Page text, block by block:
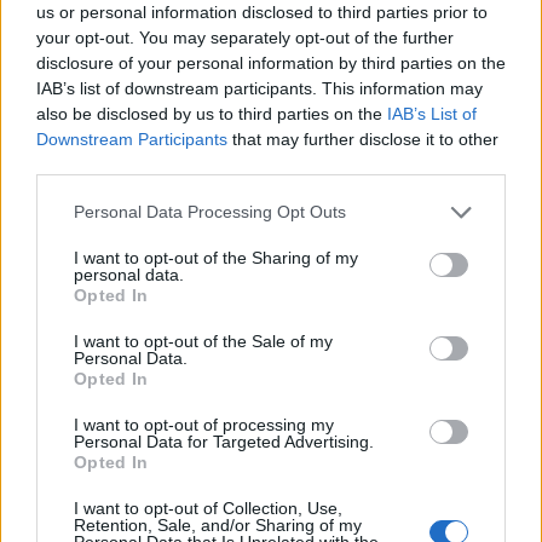
us or personal information disclosed to third parties prior to
your opt-out. You may separately opt-out of the further
disclosure of your personal information by third parties on the
IAB’s list of downstream participants. This information may
also be disclosed by us to third parties on the IAB’s List of
Downstream Participants that may further disclose it to other
Personal Data Processing Opt Outs
I want to opt-out of the Sharing of my
personal data.
Opted In
I want to opt-out of the Sale of my
Personal Data.
Opted In
I want to opt-out of processing my
Personal Data for Targeted Advertising.
Opted In
I want to opt-out of Collection, Use,
Retention, Sale, and/or Sharing of my
Related
Παγωτό καρπούζι ή πεπόνι με 2 υλικά; Πώς θα
φτιάξεις τη viral συνταγή
Η Καλομοίρα αποκάλυψε το πρώτο πράγμα που κάνει
Η γερμανική σαλάτα με αγγούρι που θα γίνει το νέο
αγαπημένο σου καλοκαιρινό βραδινό